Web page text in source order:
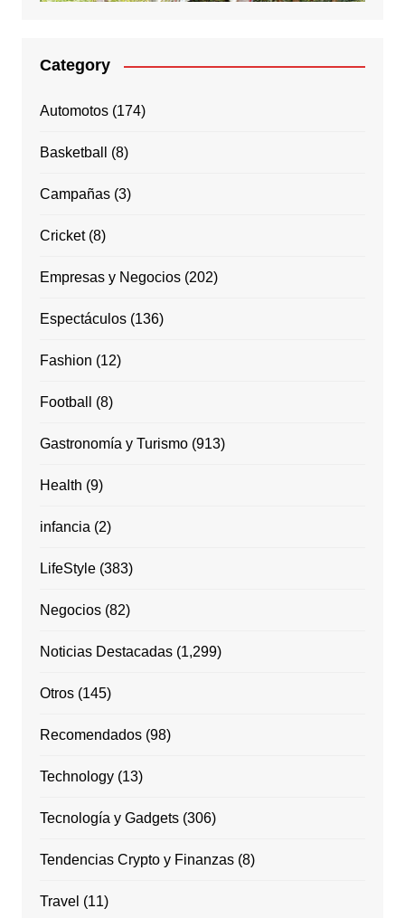
Category
Automotos(174)
Basketball (8)
Campañas(3)
Cricket(8)
Empresas y Negocios(202)
Espectáculos(136)
Fashion (12)
Football (8)
Gastronomía y Turismo(913)
Health (9)
infancia (2)
LifeStyle(383)
Negocios(82)
Noticias Destacadas(1,299)
Otros(145)
Recomendados(98)
Technology(13)
Tecnología y Gadgets(306)
Tendencias Crypto y Finanzas(8)
Travel (11)